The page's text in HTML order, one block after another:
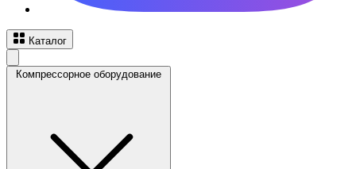
Каталог
Компрессорное оборудование